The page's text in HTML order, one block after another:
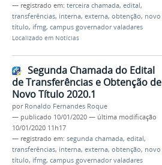
— registrado em: terceira chamada, edital,
transferências, interna, externa, obtenção, novo
título, ifmg, campus governador valadares
Localizado em Notícias
Segunda Chamada do Edital
de Transferências e Obtenção de
Novo Título 2020.1
por Ronaldo Fernandes Roque
— publicado 10/01/2020 — última modificação
10/01/2020 11h17
— registrado em: segunda chamada, edital,
transferências, interna, externa, obtenção, novo
título, ifmg, campus governador valadares